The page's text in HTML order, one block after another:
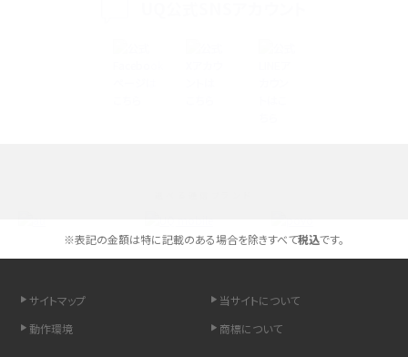
高校生にスマホ制限は必要？所持率やメリット・デメリットを詳しく紹介
スマホのネット通信速度が遅い原因は？すぐできる対処法や見直すポイントを解
説
※表記の金額は特に記載のある場合を除きすべて税込です。
サイトマップ
当サイトについて
動作環境
商標について